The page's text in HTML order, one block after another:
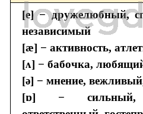
[e] − дружелюбный,
независимый
[æ] − активность,
[ʌ] − бабочка,
[ə] − мнение,
[ɒ] − сильный,